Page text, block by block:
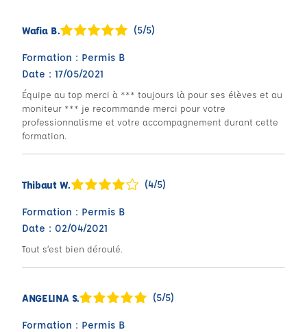
Wafia B. (5/5)
Formation : Permis B
Date : 17/05/2021
Équipe au top merci à *** toujours là pour ses élèves et au
moniteur *** je recommande merci pour votre
professionnalisme et votre accompagnement durant cette
formation.
Thibaut W. (4/5)
Formation : Permis B
Date : 02/04/2021
Tout s’est bien déroulé.
ANGELINA S. (5/5)
Formation : Permis B